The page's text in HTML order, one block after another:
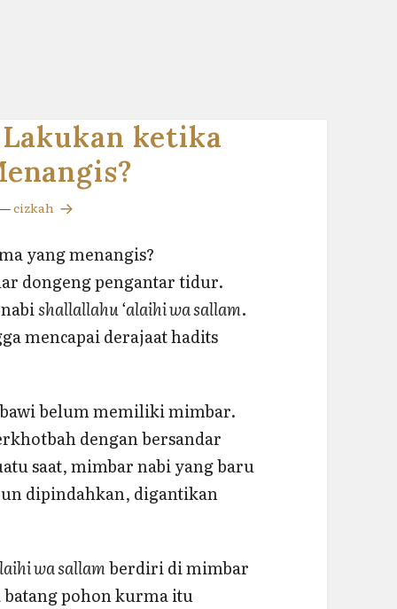
ketika
cizkah
yang menangis?
dongeng pengantar tidur.
shallallahu ‘alaihi wa sallam.
mencapai derajaat hadits
belum memiliki mimbar.
dengan bersandar
saat, mimbar nabi yang baru
dipindahkan, digantikan
wa sallamberdiri di mimbar
pohon kurma itu